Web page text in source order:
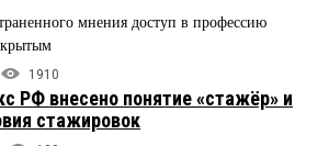
мнения доступ в профессию
1910
РФ внесено понятие «стажёр» и
стажировок